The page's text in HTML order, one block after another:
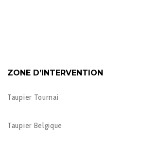
ZONE D’INTERVENTION
Taupier Tournai
Taupier Belgique